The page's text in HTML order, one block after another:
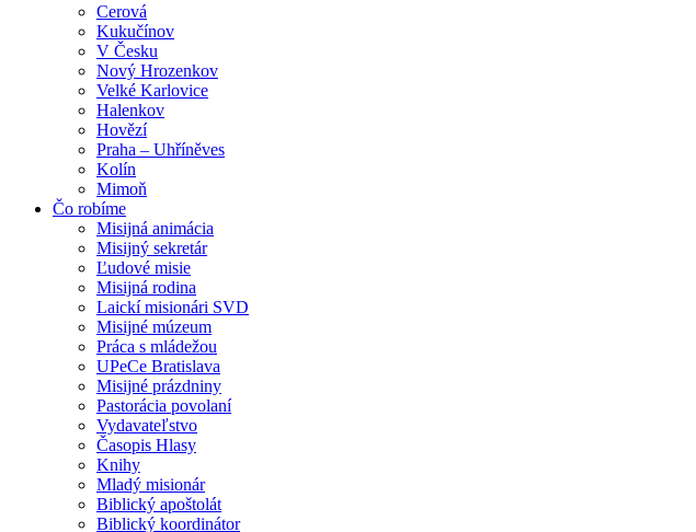
Cerová
Kukučínov
V Česku
Nový Hrozenkov
Velké Karlovice
Halenkov
Hovězí
Praha – Uhříněves
Kolín
Mimoň
Čo robíme
Misijná animácia
Misijný sekretár
Ľudové misie
Misijná rodina
Laickí misionári SVD
Misijné múzeum
Práca s mládežou
UPeCe Bratislava
Misijné prázdniny
Pastorácia povolaní
Vydavateľstvo
Časopis Hlasy
Knihy
Mladý misionár
Biblický apoštolát
Biblický koordinátor